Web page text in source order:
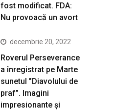
fost modificat. FDA:
Nu provoacă un avort
decembrie 20, 2022
Roverul Perseverance
a înregistrat pe Marte
sunetul ”Diavolului de
praf”. Imagini
impresionante și